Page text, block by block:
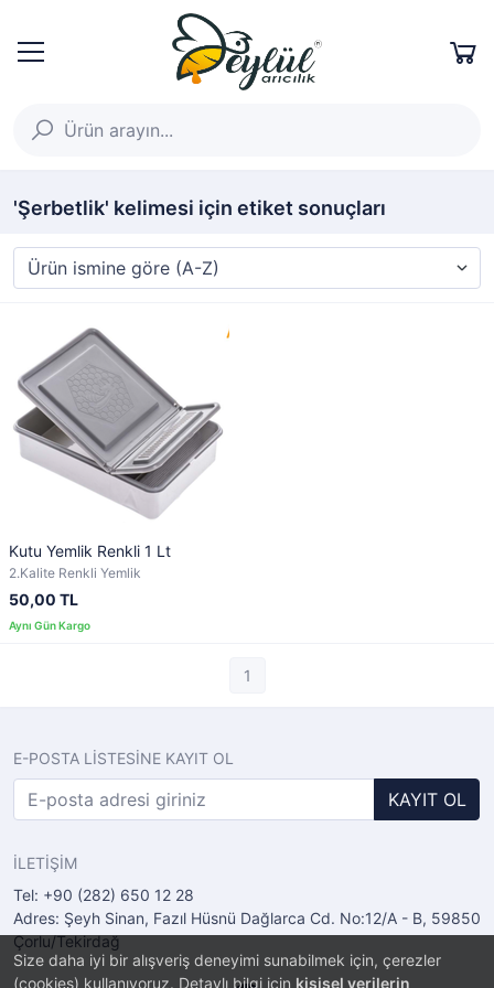
Size daha iyi bir alışveriş deneyimi sunabilmek için, çerezler
(cookies) kullanıyoruz. Detaylı bilgi için kişisel verilerin
'Şerbetlik' kelimesi için etiket sonuçları
Kutu Yemlik Renkli 1 Lt
2.Kalite Renkli Yemlik
50,00 TL
1
E-POSTA LİSTESİNE KAYIT OL
KAYIT OL
İLETİŞİM
Tel: +90 (282) 650 12 28
Adres: Şeyh Sinan, Fazıl Hüsnü Dağlarca Cd. No:12/A - B, 59850
Çorlu/Tekirdağ